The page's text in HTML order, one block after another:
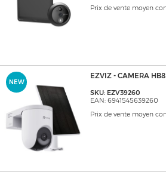
Prix de vente moyen
NEW
EZVIZ - CAMERA
SKU: EZV39260
EAN: 6941545639260
Prix de vente moyen